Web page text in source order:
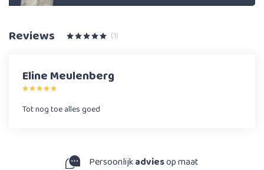
Reviews (1)
Eline Meulenberg
Tot nog toe alles goed
Persoonlijkadviesop maat